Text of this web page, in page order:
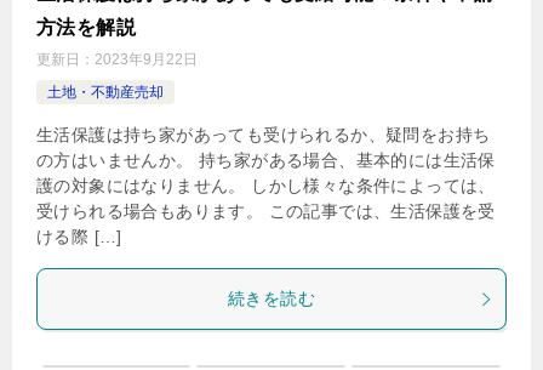
方法を解説
更新日： 2023年9月22日
土地・不動産売却
生活保護は持ち家があっても受けられるか、疑問をお持ち
の方はいませんか。 持ち家がある場合、基本的には生活保
護の対象にはなりません。 しかし様々な条件によっては、
受けられる場合もあります。 この記事では、生活保護を受
ける際 […]
続きを読む